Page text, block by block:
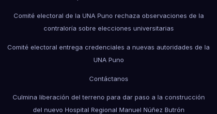
Comité electoral de la UNA Puno rechaza observaciones de la
contraloría sobre elecciones universitarias
Comité electoral entrega credenciales a nuevas autoridades de la
UNA Puno
Contáctanos
Culmina liberación del terreno para dar paso a la construcción
del nuevo Hospital Regional Manuel Núñez Butrón